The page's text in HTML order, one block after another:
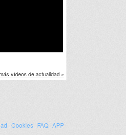
vídeos de actualidad »
Cookies FAQ APP